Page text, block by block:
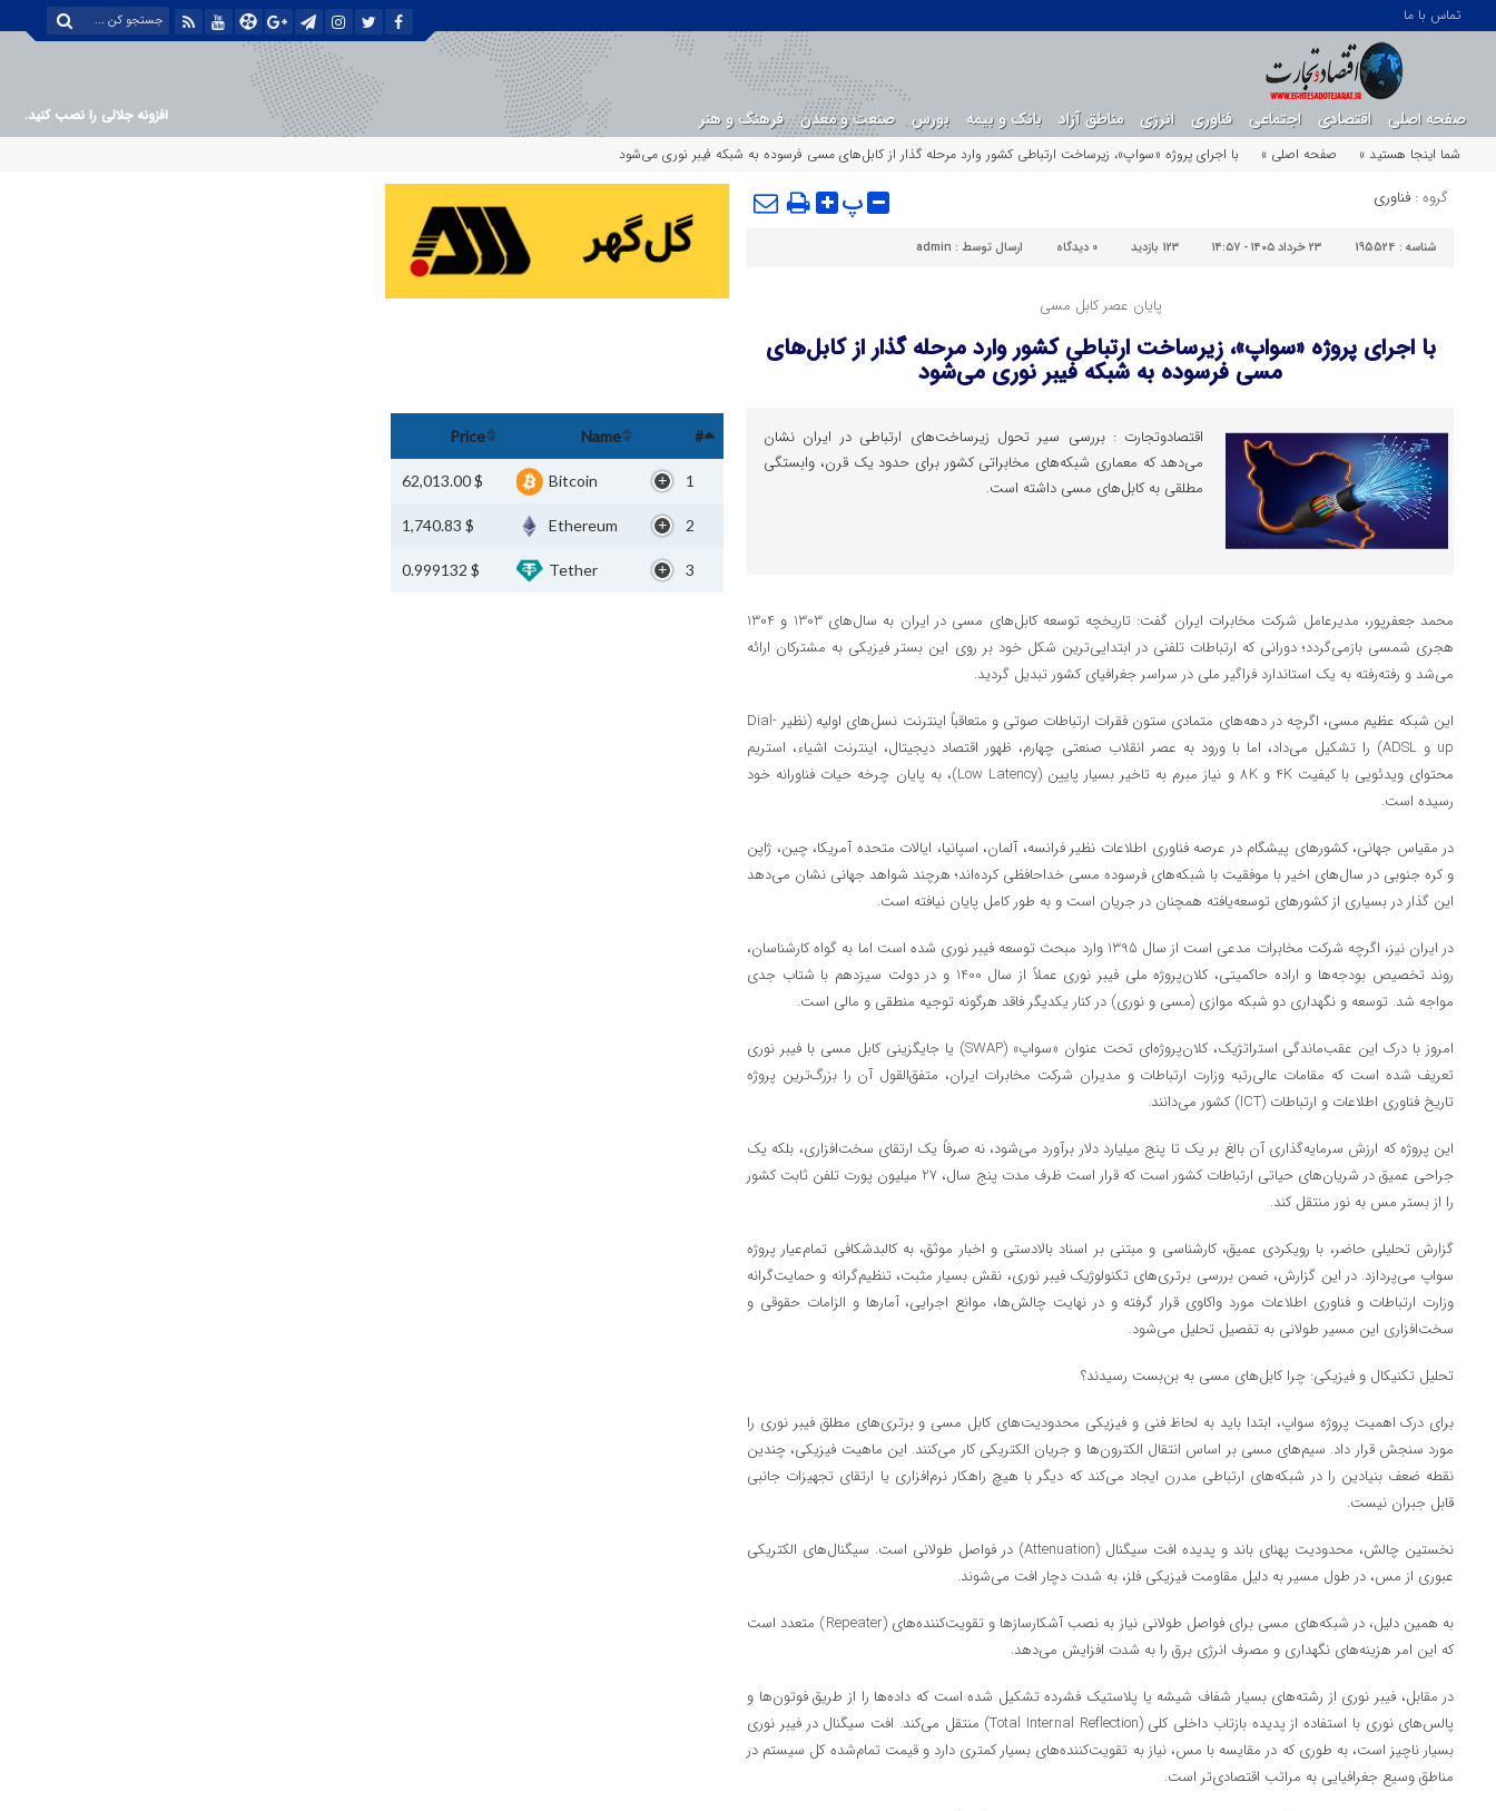
تماس با ما
صفحه اصلی اقتصادی اجتماعی فناوری انرژی مناطق آزاد بانک و بیمه بورس صنعت و معدن فرهنگ و هنر
افزونه جلالی را نصب کنید.
شما اینجا هستید »
صفحه اصلی » با اجرای پروژه «سواپ»، زیرساخت ارتباطی کشور وارد مرحله گذار از کابل‌های مسی فرسوده به شبکه فیبر نوری می‌شود
گروه : فناوری پ
شناسه : 195524 ۲۳ خرداد ۱۴۰۵ - ۱۴:۵۷ 123 بازدید 0 دیدگاه ارسال توسط : admin
پایان عصر کابل مسی
با اجرای پروژه «سواپ»، زیرساخت ارتباطی کشور وارد مرحله گذار از کابل‌های
مسی فرسوده به شبکه فیبر نوری می‌شود
اقتصادوتجارت : بررسی سیر تحول زیرساخت‌های ارتباطی در ایران نشان
می‌دهد که معماری شبکه‌های مخابراتی کشور برای حدود یک قرن، وابستگی
مطلقی به کابل‌های مسی داشته است.
محمد جعفرپور، مدیرعامل شرکت مخابرات ایران گفت: تاریخچه توسعه کابل‌های مسی در ایران به سال‌های 1303 و 1304
هجری شمسی بازمی‌گردد؛ دورانی که ارتباطات تلفنی در ابتدایی‌ترین شکل خود بر روی این بستر فیزیکی به مشترکان ارائه
می‌شد و رفته‌رفته به یک استاندارد فراگیر ملی در سراسر جغرافیای کشور تبدیل گردید.
این شبکه عظیم مسی، اگرچه در دهه‌های متمادی ستون فقرات ارتباطات صوتی و متعاقباً اینترنت نسل‌های اولیه (نظیر Dial-
up و ADSL) را تشکیل می‌داد، اما با ورود به عصر انقلاب صنعتی چهارم، ظهور اقتصاد دیجیتال، اینترنت اشیاء، استریم
محتوای ویدئویی با کیفیت 4K و 8K و نیاز مبرم به تاخیر بسیار پایین (Low Latency)، به پایان چرخه حیات فناورانه خود
رسیده است.
در مقیاس جهانی، کشورهای پیشگام در عرصه فناوری اطلاعات نظیر فرانسه، آلمان، اسپانیا، ایالات متحده آمریکا، چین، ژاپن
و کره جنوبی در سال‌های اخیر با موفقیت با شبکه‌های فرسوده مسی خداحافظی کرده‌اند؛ هرچند شواهد جهانی نشان می‌دهد
این گذار در بسیاری از کشورهای توسعه‌یافته همچنان در جریان است و به طور کامل پایان نیافته است.
در ایران نیز، اگرچه شرکت مخابرات مدعی است از سال 1395 وارد مبحث توسعه فیبر نوری شده است اما به گواه کارشناسان،
روند تخصیص بودجه‌ها و اراده حاکمیتی، کلان‌پروژه ملی فیبر نوری عملاً از سال 1400 و در دولت سیزدهم با شتاب جدی
مواجه شد. توسعه و نگهداری دو شبکه موازی (مسی و نوری) در کنار یکدیگر فاقد هرگونه توجیه منطقی و مالی است.
امروز با درک این عقب‌ماندگی استراتژیک، کلان‌پروژه‌ای تحت عنوان «سواپ» (SWAP) یا جایگزینی کابل مسی با فیبر نوری
تعریف شده است که مقامات عالی‌رتبه وزارت ارتباطات و مدیران شرکت مخابرات ایران، متفق‌القول آن را بزرگ‌ترین پروژه
تاریخ فناوری اطلاعات و ارتباطات (ICT) کشور می‌دانند.
این پروژه که ارزش سرمایه‌گذاری آن بالغ بر یک تا پنج میلیارد دلار برآورد می‌شود، نه صرفاً یک ارتقای سخت‌افزاری، بلکه یک
جراحی عمیق در شریان‌های حیاتی ارتباطات کشور است که قرار است ظرف مدت پنج سال، 27 میلیون پورت تلفن ثابت کشور
را از بستر مس به نور منتقل کند.
گزارش تحلیلی حاضر، با رویکردی عمیق، کارشناسی و مبتنی بر اسناد بالادستی و اخبار موثق، به کالبدشکافی تمام‌عیار پروژه
سواپ می‌پردازد. در این گزارش، ضمن بررسی برتری‌های تکنولوژیک فیبر نوری، نقش بسیار مثبت، تنظیم‌گرانه و حمایت‌گرانه
وزارت ارتباطات و فناوری اطلاعات مورد واکاوی قرار گرفته و در نهایت چالش‌ها، موانع اجرایی، آمارها و الزامات حقوقی و
سخت‌افزاری این مسیر طولانی به تفصیل تحلیل می‌شود.
تحلیل تکنیکال و فیزیکی: چرا کابل‌های مسی به بن‌بست رسیدند؟
برای درک اهمیت پروژه سواپ، ابتدا باید به لحاظ فنی و فیزیکی محدودیت‌های کابل مسی و برتری‌های مطلق فیبر نوری را
مورد سنجش قرار داد. سیم‌های مسی بر اساس انتقال الکترون‌ها و جریان الکتریکی کار می‌کنند. این ماهیت فیزیکی، چندین
نقطه ضعف بنیادین را در شبکه‌های ارتباطی مدرن ایجاد می‌کند که دیگر با هیچ راهکار نرم‌افزاری یا ارتقای تجهیزات جانبی
قابل جبران نیست.
نخستین چالش، محدودیت پهنای باند و پدیده افت سیگنال (Attenuation) در فواصل طولانی است. سیگنال‌های الکتریکی
عبوری از مس، در طول مسیر به دلیل مقاومت فیزیکی فلز، به شدت دچار افت می‌شوند.
به همین دلیل، در شبکه‌های مسی برای فواصل طولانی نیاز به نصب آشکارسازها و تقویت‌کننده‌های (Repeater) متعدد است
که این امر هزینه‌های نگهداری و مصرف انرژی برق را به شدت افزایش می‌دهد.
در مقابل، فیبر نوری از رشته‌های بسیار شفاف شیشه یا پلاستیک فشرده تشکیل شده است که داده‌ها را از طریق فوتون‌ها و
پالس‌های نوری با استفاده از پدیده بازتاب داخلی کلی (Total Internal Reflection) منتقل می‌کند. افت سیگنال در فیبر نوری
بسیار ناچیز است، به طوری که در مقایسه با مس، نیاز به تقویت‌کننده‌های بسیار کمتری دارد و قیمت تمام‌شده کل سیستم در
مناطق وسیع جغرافیایی به مراتب اقتصادی‌تر است.
#
Name
Price
1
Bitcoin
$ 62,013.00
2
Ethereum
$ 1,740.83
3
Tether
$ 0.999132